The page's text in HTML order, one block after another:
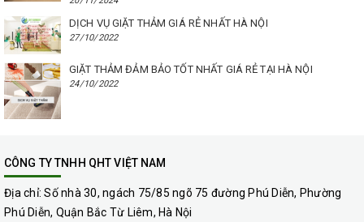
DỊCH VỤ GIẶT THẢM GIÁ RẺ NHẤT HÀ NỘI
27/10/2022
GIẶT THẢM ĐẢM BẢO TỐT NHẤT GIÁ RẺ TẠI HÀ NỘI
24/10/2022
CÔNG TY TNHH QHT VIỆT NAM
Địa chỉ: Số nhà 30, ngách 75/85 ngõ 75 đường Phú Diễn, Phường
Phú Diễn, Quận Bắc Từ Liêm, Hà Nội